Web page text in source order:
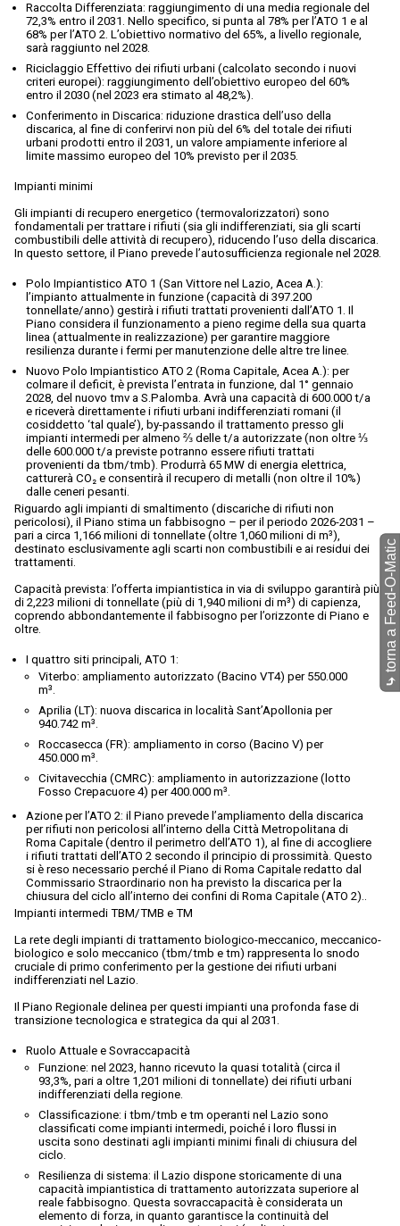
Raccolta Differenziata: raggiungimento di una media regionale del
72,3% entro il 2031. Nello specifico, si punta al 78% per l’ATO 1 e al
68% per l’ATO 2. L’obiettivo normativo del 65%, a livello regionale,
sarà raggiunto nel 2028.
Riciclaggio Effettivo dei rifiuti urbani (calcolato secondo i nuovi
criteri europei): raggiungimento dell’obiettivo europeo del 60%
entro il 2030 (nel 2023 era stimato al 48,2%).
Conferimento in Discarica: riduzione drastica dell’uso della
discarica, al fine di conferirvi non più del 6% del totale dei rifiuti
urbani prodotti entro il 2031, un valore ampiamente inferiore al
limite massimo europeo del 10% previsto per il 2035.
Impianti minimi
Gli impianti di recupero energetico (termovalorizzatori) sono
fondamentali per trattare i rifiuti (sia gli indifferenziati, sia gli scarti
combustibili delle attività di recupero), riducendo l’uso della discarica.
In questo settore, il Piano prevede l’autosufficienza regionale nel 2028.
Polo Impiantistico ATO 1 (San Vittore nel Lazio, Acea A.):
l’impianto attualmente in funzione (capacità di 397.200
tonnellate/anno) gestirà i rifiuti trattati provenienti dall’ATO 1. Il
Piano considera il funzionamento a pieno regime della sua quarta
linea (attualmente in realizzazione) per garantire maggiore
resilienza durante i fermi per manutenzione delle altre tre linee.
Nuovo Polo Impiantistico ATO 2 (Roma Capitale, Acea A.): per
colmare il deficit, è prevista l’entrata in funzione, dal 1° gennaio
2028, del nuovo tmv a S.Palomba. Avrà una capacità di 600.000 t/a
e riceverà direttamente i rifiuti urbani indifferenziati romani (il
cosiddetto ‘tal quale’), by-passando il trattamento presso gli
impianti intermedi per almeno ⅔ delle t/a autorizzate (non oltre ⅓
delle 600.000 t/a previste potranno essere rifiuti trattati
provenienti da tbm/tmb). Produrrà 65 MW di energia elettrica,
catturerà CO₂ e consentirà il recupero di metalli (non oltre il 10%)
dalle ceneri pesanti.
Riguardo agli impianti di smaltimento (discariche di rifiuti non
pericolosi), il Piano stima un fabbisogno – per il periodo 2026-2031 –
pari a circa 1,166 milioni di tonnellate (oltre 1,060 milioni di m³),
destinato esclusivamente agli scarti non combustibili e ai residui dei
trattamenti.
Capacità prevista: l’offerta impiantistica in via di sviluppo garantirà più
di 2,223 milioni di tonnellate (più di 1,940 milioni di m³) di capienza,
coprendo abbondantemente il fabbisogno per l’orizzonte di Piano e
oltre.
I quattro siti principali, ATO 1:
Viterbo: ampliamento autorizzato (Bacino VT4) per 550.000
m³.
Aprilia (LT): nuova discarica in località Sant’Apollonia per
940.742 m³.
Roccasecca (FR): ampliamento in corso (Bacino V) per
450.000 m³.
Civitavecchia (CMRC): ampliamento in autorizzazione (lotto
Fosso Crepacuore 4) per 400.000 m³.
Azione per l’ATO 2: il Piano prevede l’ampliamento della discarica
per rifiuti non pericolosi all’interno della Città Metropolitana di
Roma Capitale (dentro il perimetro dell’ATO 1), al fine di accogliere
i rifiuti trattati dell’ATO 2 secondo il principio di prossimità. Questo
si è reso necessario perché il Piano di Roma Capitale redatto dal
Commissario Straordinario non ha previsto la discarica per la
chiusura del ciclo all’interno dei confini di Roma Capitale (ATO 2)..
Impianti intermedi TBM/TMB e TM
La rete degli impianti di trattamento biologico-meccanico, meccanico-
biologico e solo meccanico (tbm/tmb e tm) rappresenta lo snodo
cruciale di primo conferimento per la gestione dei rifiuti urbani
indifferenziati nel Lazio.
Il Piano Regionale delinea per questi impianti una profonda fase di
transizione tecnologica e strategica da qui al 2031.
Ruolo Attuale e Sovraccapacità
Funzione: nel 2023, hanno ricevuto la quasi totalità (circa il
93,3%, pari a oltre 1,201 milioni di tonnellate) dei rifiuti urbani
indifferenziati della regione.
Classificazione: i tbm/tmb e tm operanti nel Lazio sono
classificati come impianti intermedi, poiché i loro flussi in
uscita sono destinati agli impianti minimi finali di chiusura del
ciclo.
Resilienza di sistema: il Lazio dispone storicamente di una
capacità impiantistica di trattamento autorizzata superiore al
reale fabbisogno. Questa sovraccapacità è considerata un
elemento di forza, in quanto garantisce la continuità del
⤷
torna a Feed-O-Matic